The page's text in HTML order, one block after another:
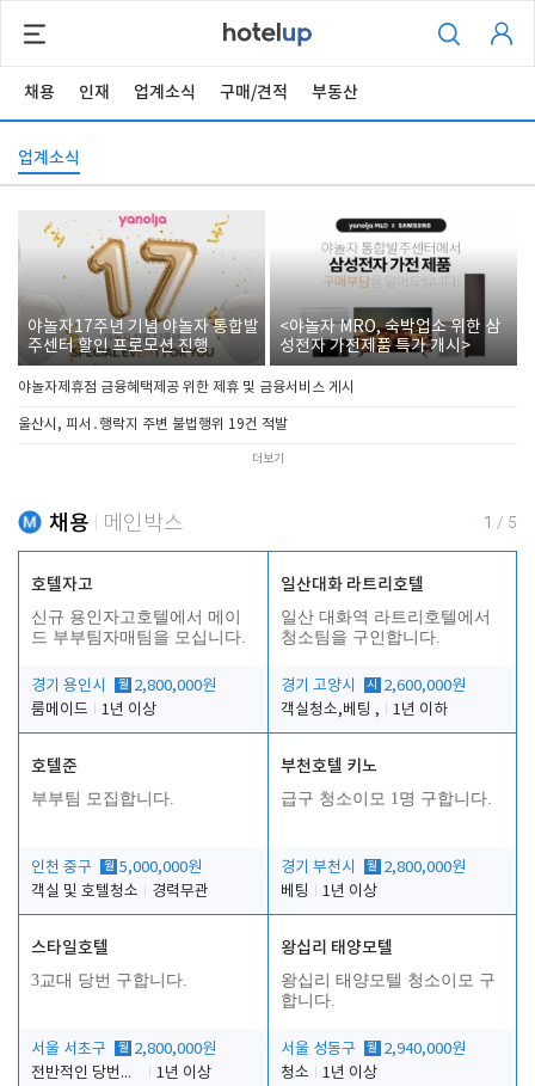
채용 인재 업계소식 구매/견적 부동산
업계소식
야놀자17주년 기념 야놀자 통합발
주센터 할인 프로모션 진행
<야놀자 MRO, 숙박업소 위한 삼
성전자 가전제품 특가 개시>
야놀자제휴점 금융혜택제공 위한 제휴 및 금융서비스 게시
울산시, 피서․행락지 주변 불법행위 19건 적발
더보기
채용 메인박스 1 / 5
호텔자고
신규 용인자고호텔에서 메이
드 부부팀자매팀을 모십니다.
경기 용인시 월 2,800,000원
룸메이드
1년 이상
일산대화 라트리호텔
일산 대화역 라트리호텔에서
청소팀을 구인합니다.
경기 고양시 시
2,600,000원
객실청소,베팅 ,
1년 이하
호텔준
부부팀 모집합니다.
인천 중구 월 5,000,000원
객실 및 호텔청소
경력무관
부천호텔 키노
급구 청소이모 1명 구합니다.
경기 부천시 월 2,800,000원
베팅
1년 이상
스타일호텔
3교대 당번 구합니다.
서울 서초구 월 2,800,000원
전반적인 당번업무
1년 이상
왕십리 태양모텔
왕십리 태양모텔 청소이모 구
합니다.
서울 성동구 월 2,940,000원
청소
1년 이상